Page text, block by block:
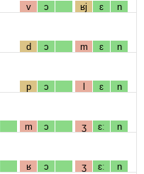
v ɔ ʁj ɛ n
d ɔ m ɛ n
p ɔ l ɛ n
m ɔ ʒ ɛː n
ʁ ɔ ʒ ɛː n